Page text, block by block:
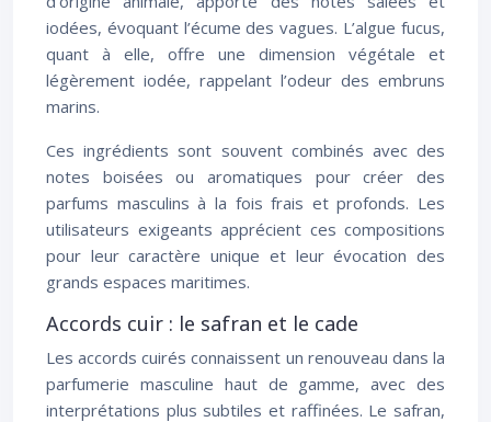
iodées, évoquant l’écume des vagues. L’algue fucus,
quant à elle, offre une dimension végétale et
légèrement iodée, rappelant l’odeur des embruns
marins.
Ces ingrédients sont souvent combinés avec des
notes boisées ou aromatiques pour créer des
parfums masculins à la fois frais et profonds. Les
utilisateurs exigeants apprécient ces compositions
pour leur caractère unique et leur évocation des
grands espaces maritimes.
Accords cuir : le safran et le cade
Les accords cuirés connaissent un renouveau dans la
parfumerie masculine haut de gamme, avec des
interprétations plus subtiles et raffinées. Le safran,